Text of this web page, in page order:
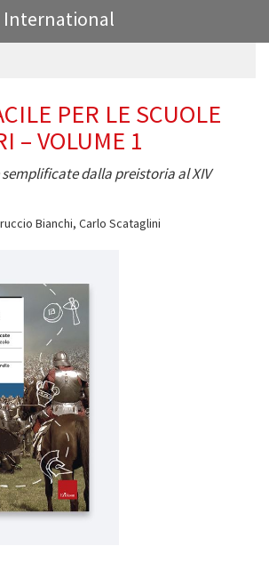
International
PER LE SCUOLE
– VOLUME 1
dalla preistoria al XIV
Bianchi, Carlo Scataglini